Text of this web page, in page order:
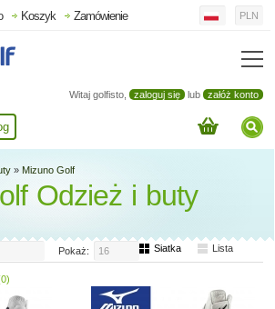
Witaj golfisto, zaloguj się lub załóż konto
Koszyk Zamówienie PLN
» Mizuno Golf
Odzież i buty
Pokaż: 16 Siatka Lista